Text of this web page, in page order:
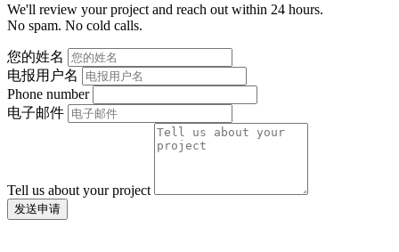
We'll review your project and reach out within 24 hours.
No spam. No cold calls.
您的姓名
电报用户名
Phone number
电子邮件
Tell us about your project
发送申请